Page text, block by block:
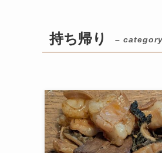
持ち帰り –